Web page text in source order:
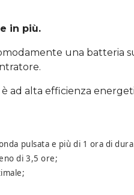
in più.
una batteria
ad alta efficienza
pulsata e più di 1 ora di
di 3,5 ore;